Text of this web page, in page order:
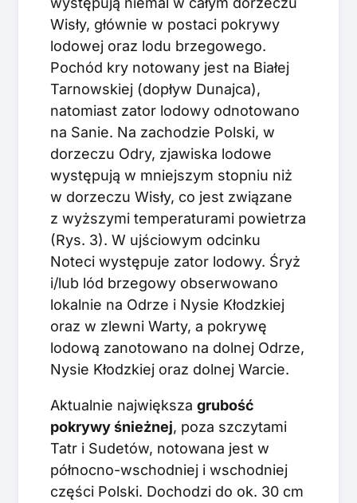
Wisły, głównie w postaci pokrywy
lodowej oraz lodu brzegowego.
Pochód kry notowany jest na Białej
Tarnowskiej (dopływ Dunajca),
natomiast zator lodowy odnotowano
na Sanie. Na zachodzie Polski, w
dorzeczu Odry, zjawiska lodowe
występują w mniejszym stopniu niż
w dorzeczu Wisły, co jest związane
z wyższymi temperaturami powietrza
(Rys. 3). W ujściowym odcinku
Noteci występuje zator lodowy. Śryż
i/lub lód brzegowy obserwowano
lokalnie na Odrze i Nysie Kłodzkiej
oraz w zlewni Warty, a pokrywę
lodową zanotowano na dolnej Odrze,
Nysie Kłodzkiej oraz dolnej Warcie.
Aktualnie największa grubość
pokrywy śnieżnej, poza szczytami
Tatr i Sudetów, notowana jest w
północno-wschodniej i wschodniej
części Polski. Dochodzi do ok. 30 cm